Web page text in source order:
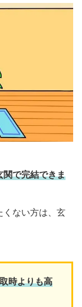
関で完結できま
くない方は、玄
時よりも高